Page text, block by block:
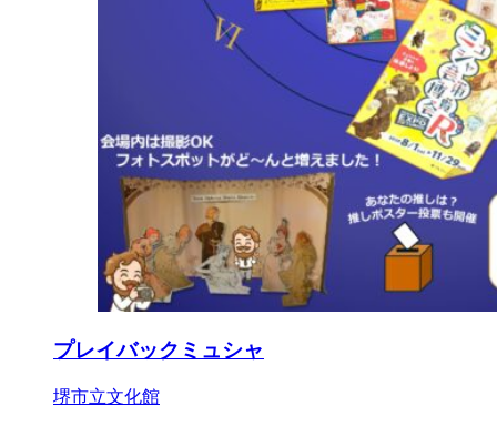
プレイバックミュシャ
堺市立文化館